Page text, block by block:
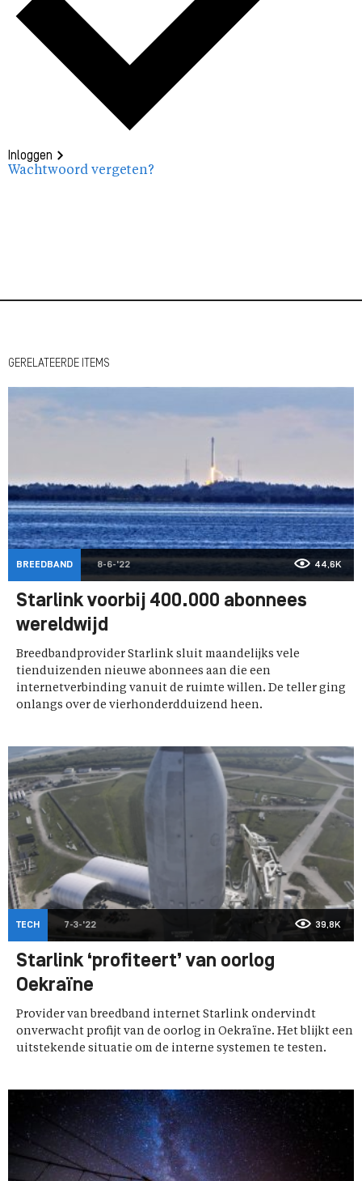
Inloggen
Wachtwoord vergeten?
GERELATEERDE ITEMS
BREEDBAND 8-6-'22 44,6K
Starlink voorbij 400.000 abonnees
wereldwijd
Breedbandprovider Starlink sluit maandelijks vele
tienduizenden nieuwe abonnees aan die een
internetverbinding vanuit de ruimte willen. De teller ging
onlangs over de vierhonderdduizend heen.
TECH 7-3-'22 39,8K
Starlink ‘profiteert’ van oorlog
Oekraïne
Provider van breedband internet Starlink ondervindt
onverwacht profijt van de oorlog in Oekraïne. Het blijkt een
uitstekende situatie om de interne systemen te testen.